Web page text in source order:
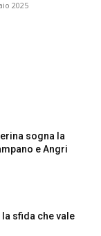
2025
sogna la
e Angri
sfida che vale